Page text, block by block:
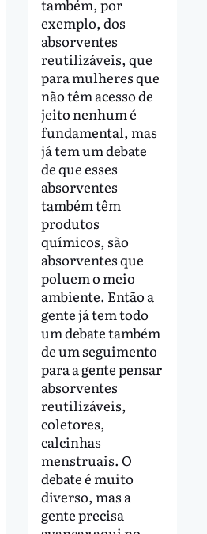
também, por
exemplo, dos
absorventes
reutilizáveis, que
para mulheres que
não têm acesso de
jeito nenhum é
fundamental, mas
já tem um debate
de que esses
absorventes
também têm
produtos
químicos, são
absorventes que
poluem o meio
ambiente. Então a
gente já tem todo
um debate também
de um seguimento
para a gente pensar
absorventes
reutilizáveis,
coletores,
calcinhas
menstruais. O
debate é muito
diverso, mas a
gente precisa